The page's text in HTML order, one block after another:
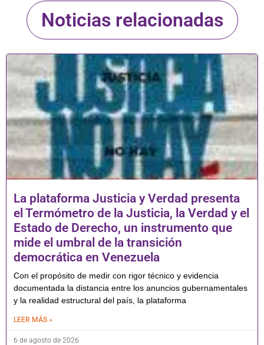
Noticias relacionadas
La plataforma Justicia y Verdad presenta
el Termómetro de la Justicia, la Verdad y el
Estado de Derecho, un instrumento que
mide el umbral de la transición
democrática en Venezuela
Con el propósito de medir con rigor técnico y evidencia
documentada la distancia entre los anuncios gubernamentales
y la realidad estructural del país, la plataforma
LEER MÁS »
6 de agosto de 2026